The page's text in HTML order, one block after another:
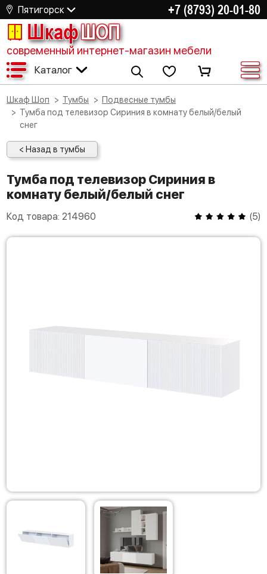
Пятигорск +7 (8793) 20-01-80
ШкафШОП
современный интернет-магазин мебели
Каталог
Шкаф Шоп Тумбы
Подвесные тумбы
Тумба под телевизор Сириния в комнату белый/белый
снег
< Назад в тумбы
Тумба под телевизор Сириния в
комнату белый/белый снег
Код товара: 214960 (5)